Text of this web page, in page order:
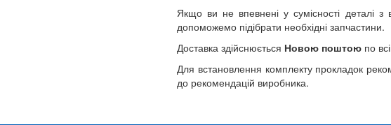
Якщо ви не впевнені у сумісності деталі
допоможемо підібрати необхідні запчастини.
Доставка здійснюється Новою поштою по
Для встановлення комплекту прокладок
до рекомендацій виробника.